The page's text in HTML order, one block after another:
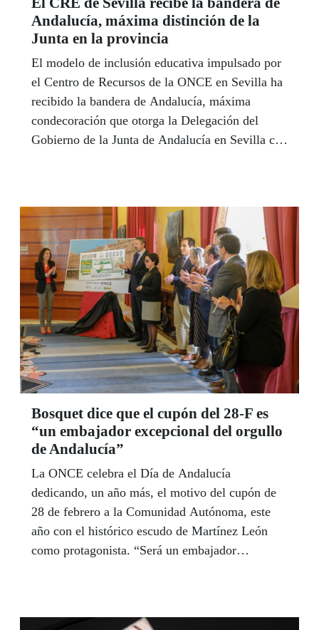
Andalucía, máxima distinción de la
Junta en la provincia
El modelo de inclusión educativa impulsado por
el Centro de Recursos de la ONCE en Sevilla ha
recibido la bandera de Andalucía, máxima
condecoración que otorga la Delegación del
Gobierno de la Junta de Andalucía en Sevilla con
implicados en la educación inclusiva, mientras
que el alumno de 4 de Primaria Manuel Martín,
ciego total, puso en pie a premiados y pública
con su lectur en braille del agradecimiento a sus
maestros.
Bosquet dice que el cupón del 28-F es
“un embajador excepcional del orgullo
de Andalucía”
La ONCE celebra el Día de Andalucía
dedicando, un año más, el motivo del cupón de
28 de febrero a la Comunidad Autónoma, este
año con el histórico escudo de Martínez León
como protagonista. “Será un embajador
"reivindicar la vigencia y el valor del significado